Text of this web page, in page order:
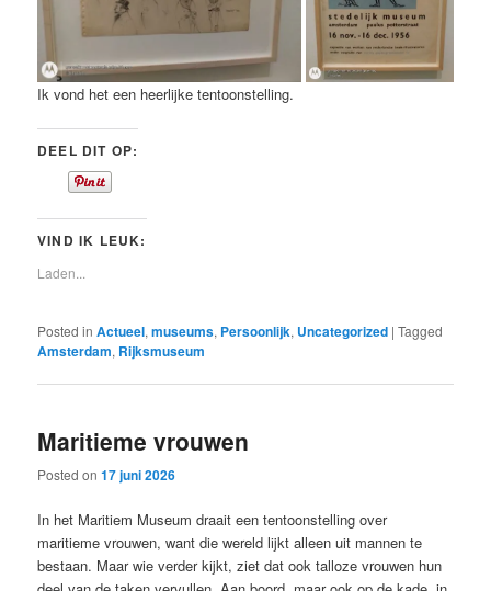
Ik vond het een heerlijke tentoonstelling.
DEEL DIT OP:
VIND IK LEUK:
Laden...
Posted in Actueel,museums, Persoonlijk, Uncategorized |Tagged
Amsterdam, Rijksmuseum
Maritieme vrouwen
Posted on17 juni 2026
In het Maritiem Museum draait een tentoonstelling over
maritieme vrouwen, want die wereld lijkt alleen uit mannen te
bestaan. Maar wie verder kijkt, ziet dat ook talloze vrouwen hun